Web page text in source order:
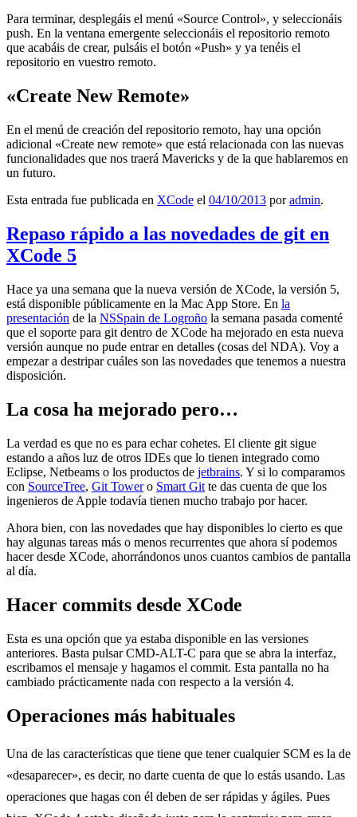
Para terminar, desplegáis el menú «Source Control», y seleccionáis
push. En la ventana emergente seleccionáis el repositorio remoto
que acabáis de crear, pulsáis el botón «Push» y ya tenéis el
repositorio en vuestro remoto.
«Create New Remote»
En el menú de creación del repositorio remoto, hay una opción
adicional «Create new remote» que está relacionada con las nuevas
funcionalidades que nos traerá Mavericks y de la que hablaremos en
un futuro.
Esta entrada fue publicada en XCode el 04/10/2013 poradmin.
Repaso rápido a las novedades de git en
XCode 5
Hace ya una semana que la nueva versión de XCode, la versión 5,
está disponible públicamente en la Mac App Store. En la
presentación de la NSSpain de Logroño la semana pasada comenté
que el soporte para git dentro de XCode ha mejorado en esta nueva
versión aunque no pude entrar en detalles (cosas del NDA). Voy a
empezar a destripar cuáles son las novedades que tenemos a nuestra
disposición.
La cosa ha mejorado pero…
La verdad es que no es para echar cohetes. El cliente git sigue
estando a años luz de otros IDEs que lo tienen integrado como
Eclipse, Netbeams o los productos de jetbrains. Y si lo comparamos
con SourceTree, Git Towero Smart Git te das cuenta de que los
ingenieros de Apple todavía tienen mucho trabajo por hacer.
Ahora bien, con las novedades que hay disponibles lo cierto es que
hay algunas tareas más o menos recurrentes que ahora sí podemos
hacer desde XCode, ahorrándonos unos cuantos cambios de pantalla
al día.
Hacer commits desde XCode
Esta es una opción que ya estaba disponible en las versiones
anteriores. Basta pulsar CMD-ALT-C para que se abra la interfaz,
escribamos el mensaje y hagamos el commit. Esta pantalla no ha
cambiado prácticamente nada con respecto a la versión 4.
Operaciones más habituales
Una de las características que tiene que tener cualquier SCM es la de
«desaparecer», es decir, no darte cuenta de que lo estás usando. Las
operaciones que hagas con él deben de ser rápidas y ágiles. Pues